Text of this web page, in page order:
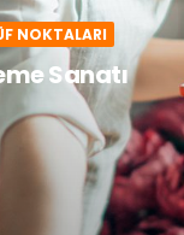
NOKTALARI
Sanatı